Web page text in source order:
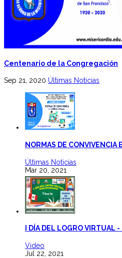
Centenario de la Congregación
Sep 21, 2020 Últimas Noticias
NORMAS DE CONVIVENCIA
Últimas Noticias
Mar 20, 2021
I DÍA DEL LOGRO VIRTUAL
Video
Jul 22, 2021